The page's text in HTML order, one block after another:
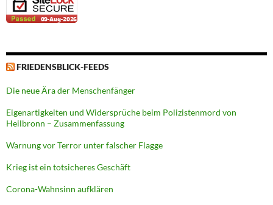
FRIEDENSBLICK-FEEDS
Die neue Ära der Menschenfänger
Eigenartigkeiten und Widersprüche beim Polizistenmord von
Heilbronn – Zusammenfassung
Warnung vor Terror unter falscher Flagge
Krieg ist ein totsicheres Geschäft
Corona-Wahnsinn aufklären